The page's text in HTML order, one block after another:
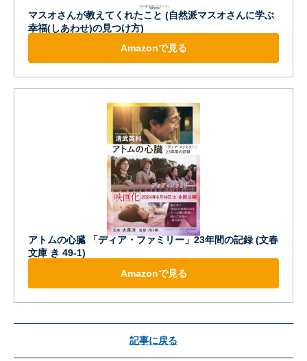
マスオさんが教えてくれたこと (自然派マスオさんに学ぶ
幸福(しあわせ)の見つけ方)
Amazonで見る
アトムの心臓 「ディア・ファミリー」23年間の記録 (文春
文庫 き 49-1)
Amazonで見る
記事に戻る